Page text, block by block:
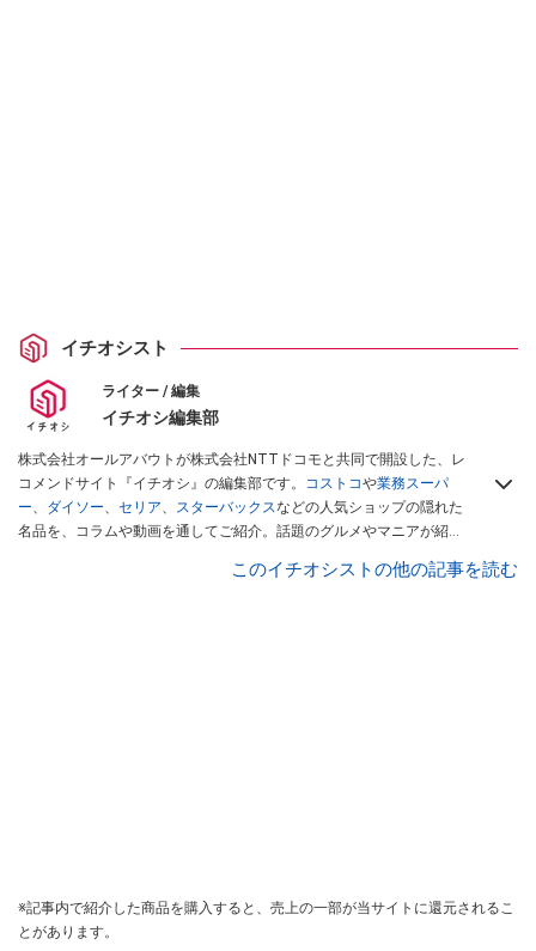
イチオシスト
ライター / 編集
イチオシ編集部
株式会社オールアバウトが株式会社NTTドコモと共同で開設した、レ
コメンドサイト『イチオシ』の編集部です。 コストコや業務スーパ
ー、 ダイソー、 セリア、 スターバックスなどの人気ショップの隠れた
名品を、コラムや動画を通してご紹介。話題のグルメやマニアが紹介
インフルエンサーが実際に使用してレビューしています。毎日トレン
このイチオシストの他の記事を読む
※記事内で紹介した商品を購入すると、売上の一部が当サイトに還元されるこ
とがあります。